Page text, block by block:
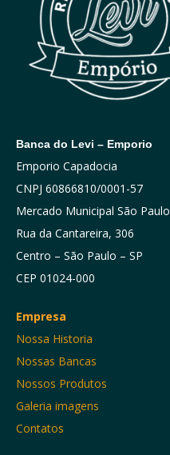
Banca do Levi – Emporio
Emporio Capadocia
CNPJ 60866810/0001-57
Mercado Municipal São Paulo
Rua da Cantareira, 306
Centro – São Paulo – SP
CEP 01024-000
Empresa
Nossa Historia
Nossas Bancas
Nossos Produtos
Galeria imagens
Contatos